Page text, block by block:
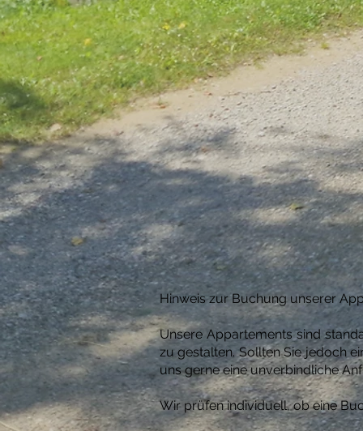
Hinweis zur Buchung unserer
Unsere Appartements sind
zu gestalten. Sollten Sie jedoch
uns gerne eine unverbindliche
Wir prüfen individuell, ob eine